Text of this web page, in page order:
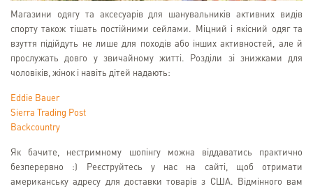
Магазини одягу та аксесуарів для шанувальників активних видів
спорту також тішать постійними сейлами. Міцний і якісний одяг та
взуття підійдуть не лише для походів або інших активностей, але й
прослужать довго у звичайному житті. Розділи зі знижками для
чоловіків, жінок і навіть дітей надають:
Eddie Bauer
Sierra Trading Post
Backcountry
Як бачите, нестримному шопінгу можна віддаватись практично
безперервно :) Реєструйтесь у нас на сайті, щоб отримати
американську адресу для доставки товарів з США. Відмінного вам